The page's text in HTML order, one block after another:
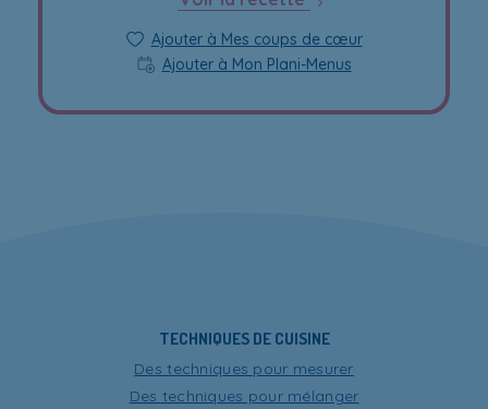
Ajouter à Mes coups de cœur
Ajouter à Mon Plani-Menus
TECHNIQUES DE CUISINE
Des techniques pour mesurer
Des techniques pour mélanger